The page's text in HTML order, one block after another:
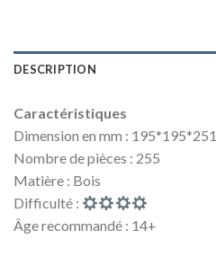
DESCRIPTION
Caractéristiques
Dimension en mm : 195*195*251
Nombre de pièces : 255
Matière : Bois
Difficulté :
Âge recommandé : 14+